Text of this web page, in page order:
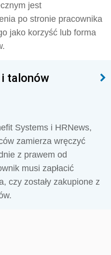
jest
po stronie pracownika
jako korzyść lub forma
talonów
Systems i HRNews,
zamierza wręczyć
z prawem od
musi zapłacić
czy zostały zakupione z